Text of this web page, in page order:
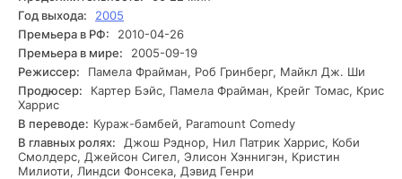
приносит новые повороты в жизни героев, и в какой-то
момент Тед находит человека, который может изменить
всё.
Год выхода:
2005
Премьера в РФ:
2010-04-26
Премьера в мире:
2005-09-19
Режиссер:
Памела Фрайман, Роб Гринберг, Майкл Дж. Ши
Продюсер:
Картер Бэйс, Памела Фрайман, Крейг Томас, Крис
Харрис
В переводе: Кураж-бамбей, Paramount Comedy
В главных ролях:
Джош Рэднор, Нил Патрик Харрис, Коби
Смолдерс, Джейсон Сигел, Элисон Хэннигэн, Кристин
Милиоти, Линдси Фонсека, Дэвид Генри